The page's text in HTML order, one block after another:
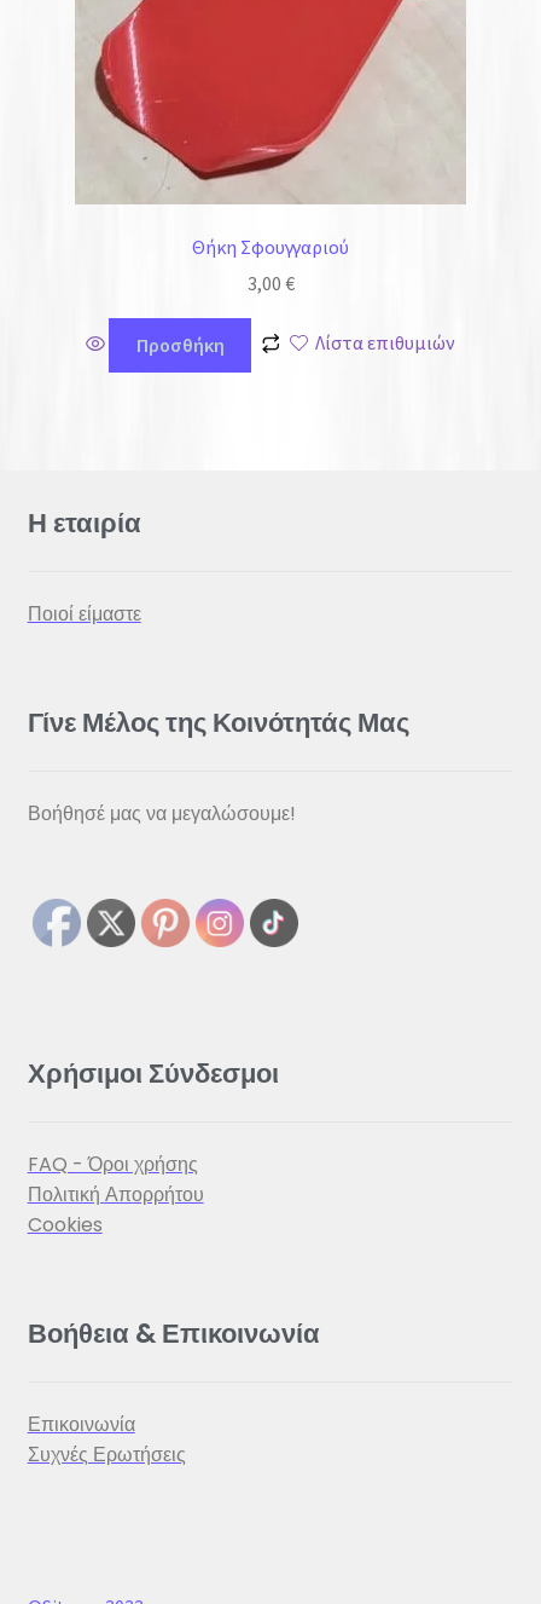
Θήκη Σφουγγαριού
3,00 €
Προσθήκη Λίστα επιθυμιών
Η εταιρία
Ποιοί είμαστε
Γίνε Μέλος της Κοινότητάς Μας
Βοήθησέ μας να μεγαλώσουμε!
Χρήσιμοι Σύνδεσμοι
FAQ - Όροι χρήσης
Πολιτική Απορρήτου
Cookies
Βοήθεια & Επικοινωνία
Επικοινωνία
Συχνές Ερωτήσεις